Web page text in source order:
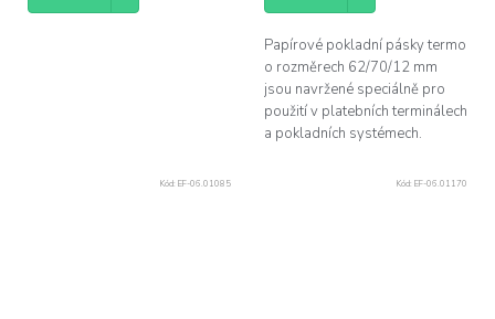
Papírové pokladní pásky termo
o rozměrech 62/70/12 mm
jsou navržené speciálně pro
použití v platebních terminálech
a pokladních systémech.
Kód: EF-06.01085 Kód: EF-06.01170